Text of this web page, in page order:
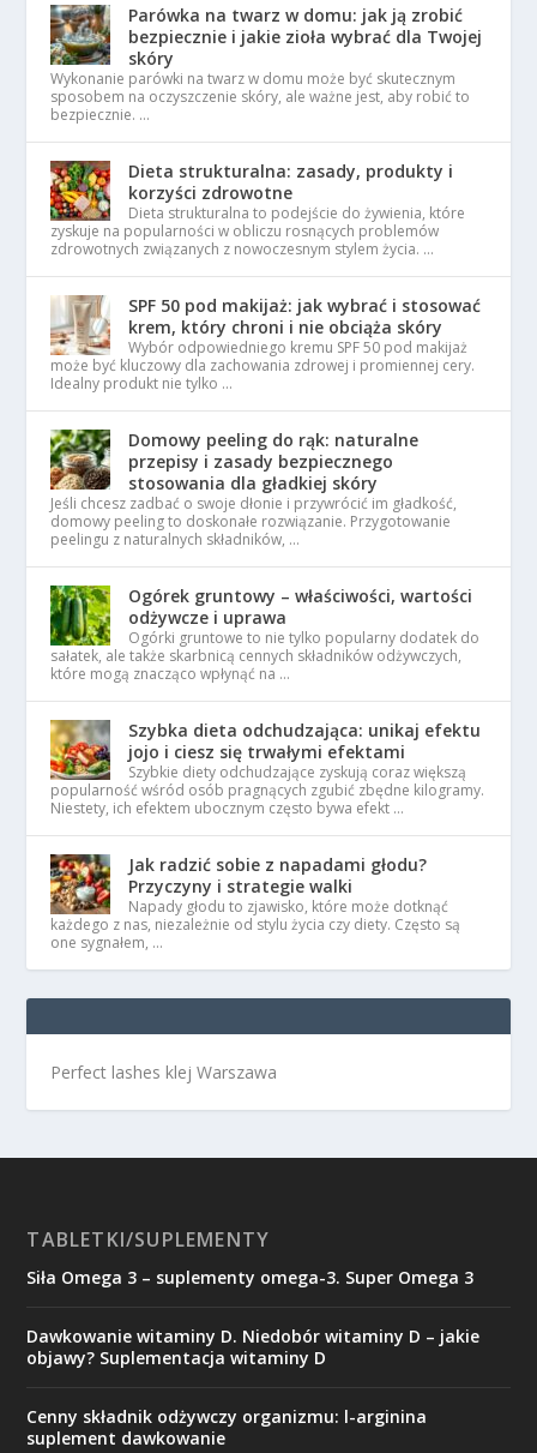
Parówka na twarz w domu: jak ją zrobić
bezpiecznie i jakie zioła wybrać dla Twojej
skóry
Wykonanie parówki na twarz w domu może być skutecznym
sposobem na oczyszczenie skóry, ale ważne jest, aby robić to
bezpiecznie. …
Dieta strukturalna: zasady, produkty i
korzyści zdrowotne
Dieta strukturalna to podejście do żywienia, które
zyskuje na popularności w obliczu rosnących problemów
zdrowotnych związanych z nowoczesnym stylem życia. …
SPF 50 pod makijaż: jak wybrać i stosować
krem, który chroni i nie obciąża skóry
Wybór odpowiedniego kremu SPF 50 pod makijaż
może być kluczowy dla zachowania zdrowej i promiennej cery.
Idealny produkt nie tylko …
Domowy peeling do rąk: naturalne
przepisy i zasady bezpiecznego
stosowania dla gładkiej skóry
Jeśli chcesz zadbać o swoje dłonie i przywrócić im gładkość,
domowy peeling to doskonałe rozwiązanie. Przygotowanie
peelingu z naturalnych składników, …
Ogórek gruntowy – właściwości, wartości
odżywcze i uprawa
Ogórki gruntowe to nie tylko popularny dodatek do
sałatek, ale także skarbnicą cennych składników odżywczych,
które mogą znacząco wpłynąć na …
Szybka dieta odchudzająca: unikaj efektu
jojo i ciesz się trwałymi efektami
Szybkie diety odchudzające zyskują coraz większą
popularność wśród osób pragnących zgubić zbędne kilogramy.
Niestety, ich efektem ubocznym często bywa efekt …
Jak radzić sobie z napadami głodu?
Przyczyny i strategie walki
Napady głodu to zjawisko, które może dotknąć
każdego z nas, niezależnie od stylu życia czy diety. Często są
one sygnałem, …
Perfect lashes klej Warszawa
TABLETKI/SUPLEMENTY
Siła Omega 3 – suplementy omega-3. Super Omega 3
Dawkowanie witaminy D. Niedobór witaminy D – jakie
objawy? Suplementacja witaminy D
Cenny składnik odżywczy organizmu: l-arginina
suplement dawkowanie